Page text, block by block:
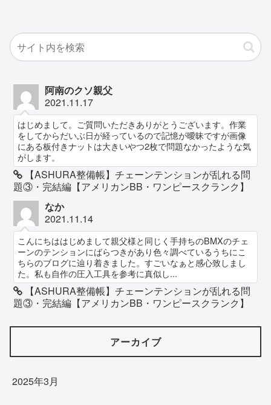
阿南のクソ親父
2021.11.17
はじめまして。ご質問いただきありがとうございます。作業
をしてからだいぶ日が経っているので記憶が曖昧ですが画像
にある板付きナットは大きいやつ2枚で問題なかったような気
がします。
【ASHURA整備帳】チェーンテンションが乱れる問
題③・完結編【アメリカンBB・ワンピースクランク】
なか
2021.11.14
こんにちははじめまして親父様と同じく手持ちのBMXのチェ
ーンのテンションにばらつきがあり色々調べているうちにこ
ちらのブログに辿り着きました。すごいなぁと感心致しまし
た。私も自作の圧入工具を参考に真似し...
【ASHURA整備帳】チェーンテンションが乱れる問
題③・完結編【アメリカンBB・ワンピースクランク】
アーカイブ
2025年3月